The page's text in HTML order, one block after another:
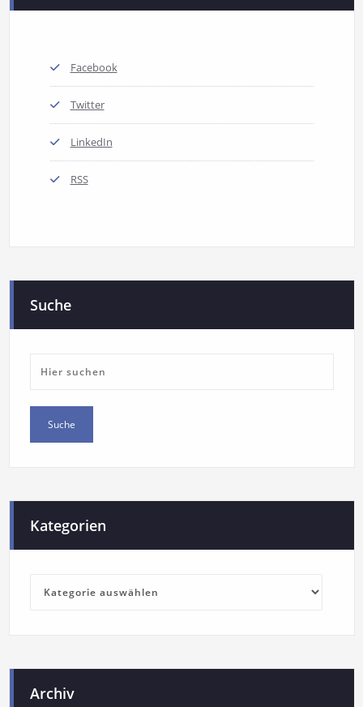
Facebook
Twitter
LinkedIn
RSS
Suche
Kategorien
Archiv